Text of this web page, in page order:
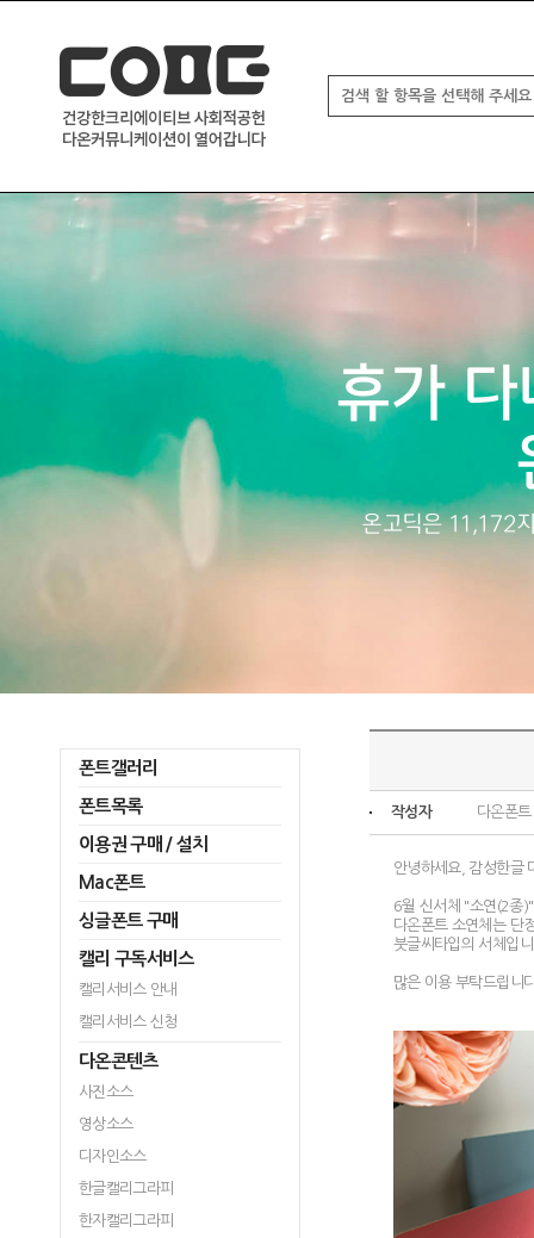
폰트갤러리
폰트목록
이용권 구매 / 설치
Mac폰트
싱글폰트 구매
캘리 구독서비스
캘리서비스 안내
캘리서비스 신청
다온콘텐츠
사진소스
영상소스
디자인소스
한글캘리그라피
한자캘리그라피
작성자 다온폰트
안녕하세요, 감성한글
6월 신서체 "소연(2종
다온폰트 소연체는 단
붓글씨타입의 서체입
많은 이용 부탁드립니